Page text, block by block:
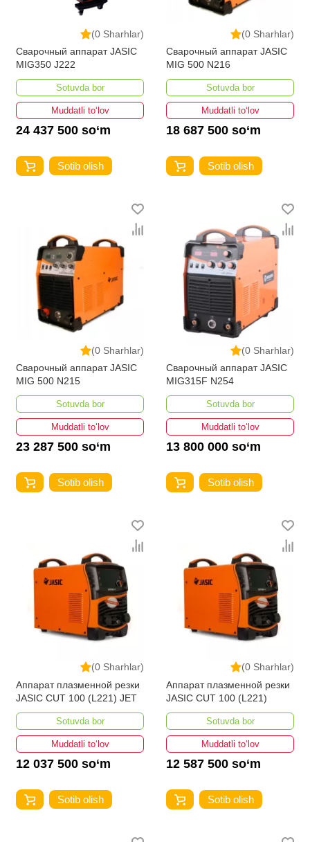
(0 Sharhlar)
Сварочный аппарат JASIC
MIG350 J222
Sotuvda bor
Muddatli to‘lov
24 437 500 so‘m
Sotib olish
(0 Sharhlar)
Сварочный аппарат JASIC
MIG 500 N216
Sotuvda bor
Muddatli to‘lov
18 687 500 so‘m
Sotib olish
(0 Sharhlar)
Сварочный аппарат JASIC
MIG 500 N215
Sotuvda bor
Muddatli to‘lov
23 287 500 so‘m
Sotib olish
(0 Sharhlar)
Сварочный аппарат JASIC
MIG315F N254
Sotuvda bor
Muddatli to‘lov
13 800 000 so‘m
Sotib olish
(0 Sharhlar)
Аппарат плазменной резки
JASIC CUT 100 (L221) JET
Sotuvda bor
Muddatli to‘lov
12 037 500 so‘m
Sotib olish
(0 Sharhlar)
Аппарат плазменной резки
JASIC CUT 100 (L221)
Sotuvda bor
Muddatli to‘lov
12 587 500 so‘m
Sotib olish